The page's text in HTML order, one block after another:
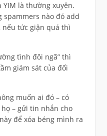
là thường xuyên.
spammers nào đó add
nếu tức giận quá thì
tình đôi ngã” thì
giám sát của đối
muốn ai đó – có
– gửi tin nhắn cho
để xóa béng mình ra